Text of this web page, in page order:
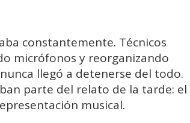
constantemente. Técnicos
micrófonos y reorganizando
llegó a detenerse del todo.
parte del relato de la tarde: el
musical.